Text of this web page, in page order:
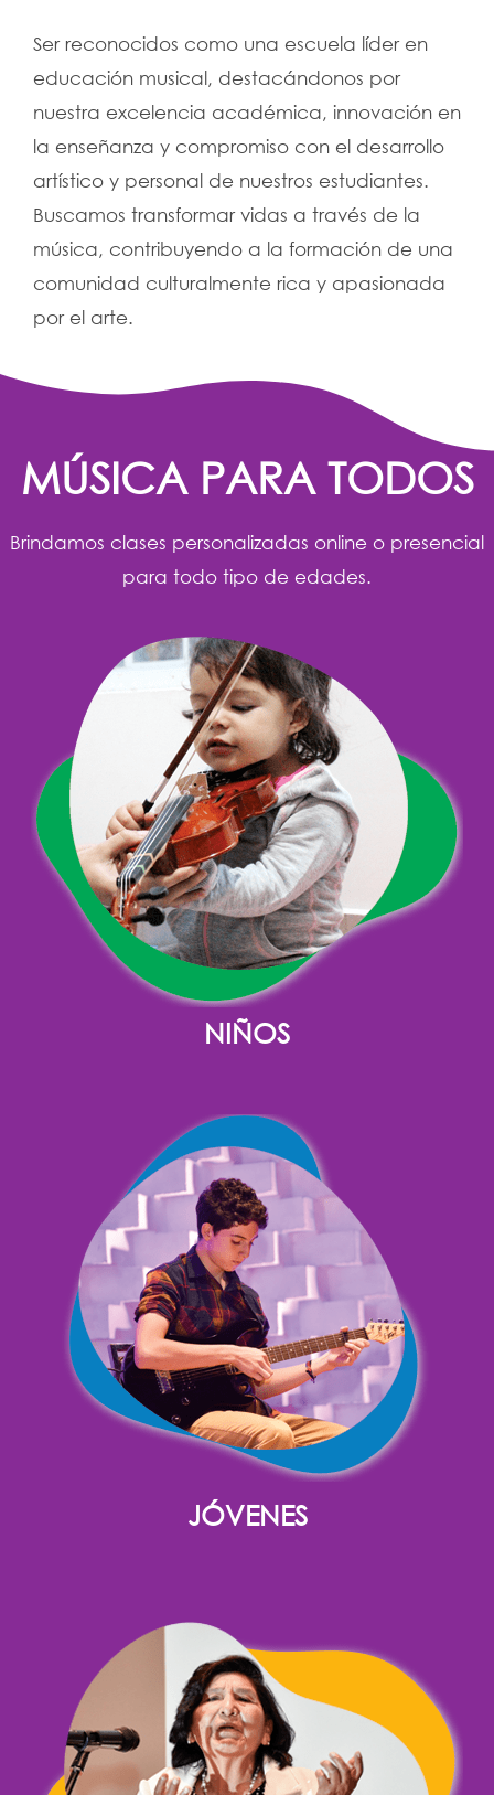
Ser reconocidos como una escuela líder en
educación musical, destacándonos por
nuestra excelencia académica, innovación en
la enseñanza y compromiso con el desarrollo
artístico y personal de nuestros estudiantes.
Buscamos transformar vidas a través de la
música, contribuyendo a la formación de una
comunidad culturalmente rica y apasionada
por el arte.
MÚSICA PARA TODOS
Brindamos clases personalizadas online o presencial
para todo tipo de edades.
NIÑOS
JÓVENES